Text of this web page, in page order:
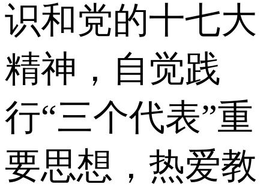
识和党的十七大
精神，自觉践
行“三个代表”重
要思想，热爱教